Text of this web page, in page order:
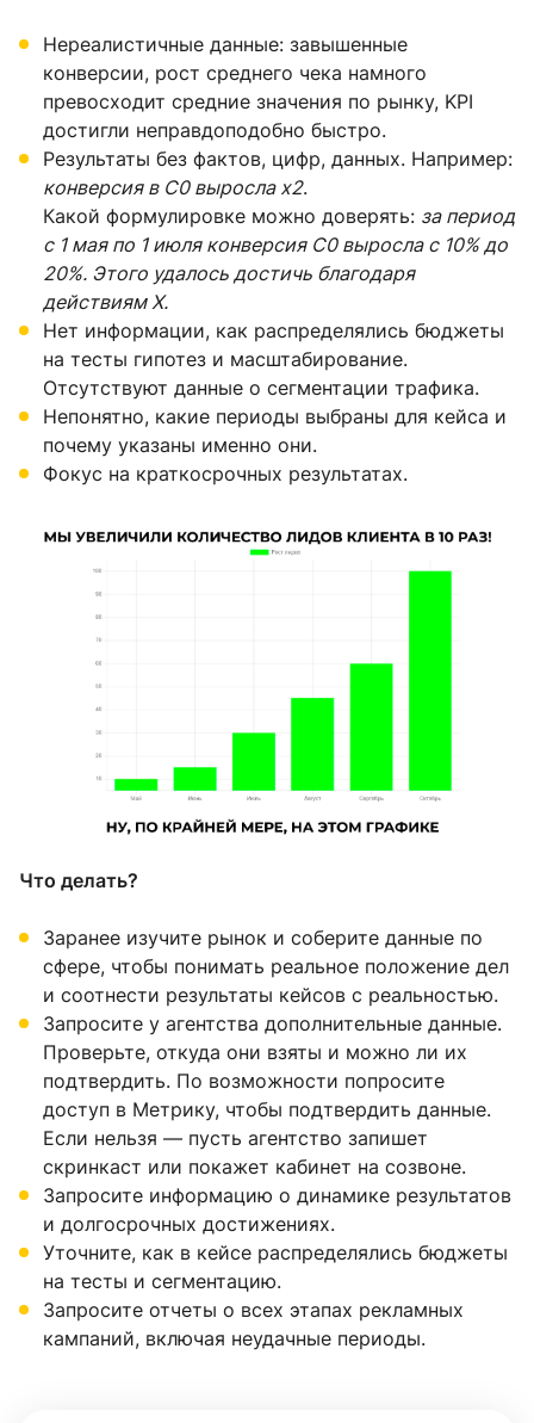
Нереалистичные данные: завышенные
конверсии, рост среднего чека намного
превосходит средние значения по рынку, KPI
достигли неправдоподобно быстро.
Результаты без фактов, цифр, данных. Например:
конверсия в C0 выросла х2.
Какой формулировке можно доверять: за период
с 1 мая по 1 июля конверсия С0 выросла с 10% до
20%. Этого удалось достичь благодаря
действиям Х.
Нет информации, как распределялись бюджеты
на тесты гипотез и масштабирование.
Отсутствуют данные о сегментации трафика.
Непонятно, какие периоды выбраны для кейса и
почему указаны именно они.
Фокус на краткосрочных результатах.
Что делать?
Заранее изучите рынок и соберите данные по
сфере, чтобы понимать реальное положение дел
и соотнести результаты кейсов с реальностью.
Запросите у агентства дополнительные данные.
Проверьте, откуда они взяты и можно ли их
подтвердить. По возможности попросите
доступ в Метрику, чтобы подтвердить данные.
Если нельзя — пусть агентство запишет
скринкаст или покажет кабинет на созвоне.
Запросите информацию о динамике результатов
и долгосрочных достижениях.
Уточните, как в кейсе распределялись бюджеты
на тесты и сегментацию.
Запросите отчеты о всех этапах рекламных
кампаний, включая неудачные периоды.